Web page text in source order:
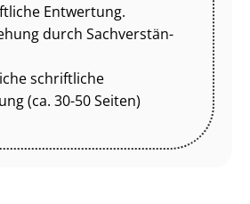
Entwertung.
durch Sach­ver­stän­
schriftliche
(ca. 30-50 Seiten)